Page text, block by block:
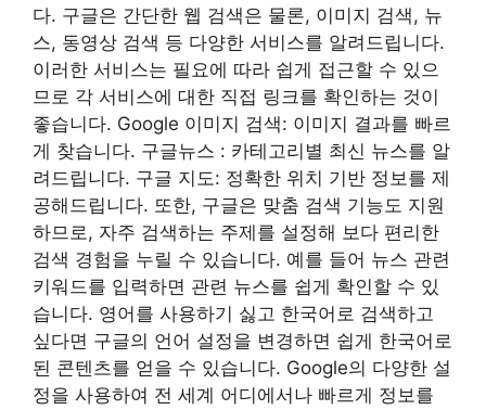
다. 구글은 간단한 웹 검색은 물론, 이미지 검색, 뉴
스, 동영상 검색 등 다양한 서비스를 알려드립니다.
이러한 서비스는 필요에 따라 쉽게 접근할 수 있으
므로 각 서비스에 대한 직접 링크를 확인하는 것이
좋습니다. Google 이미지 검색: 이미지 결과를 빠르
게 찾습니다. 구글뉴스 : 카테고리별 최신 뉴스를 알
려드립니다. 구글 지도: 정확한 위치 기반 정보를 제
공해드립니다. 또한, 구글은 맞춤 검색 기능도 지원
하므로, 자주 검색하는 주제를 설정해 보다 편리한
검색 경험을 누릴 수 있습니다. 예를 들어 뉴스 관련
키워드를 입력하면 관련 뉴스를 쉽게 확인할 수 있
습니다. 영어를 사용하기 싫고 한국어로 검색하고
싶다면 구글의 언어 설정을 변경하면 쉽게 한국어로
된 콘텐츠를 얻을 수 있습니다. Google의 다양한 설
정을 사용하여 전 세계 어디에서나 빠르게 정보를